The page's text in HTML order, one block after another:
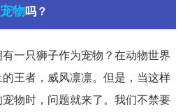
宠物吗？
一只狮子作为宠物？在动物世界
王者，威风凛凛。但是，当这样
物时，问题就来了。我们不禁要